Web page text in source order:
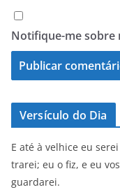
Notifique-me sobre
Versículo do Dia
E até à velhice eu
trarei; eu o fiz, e eu
guardarei.